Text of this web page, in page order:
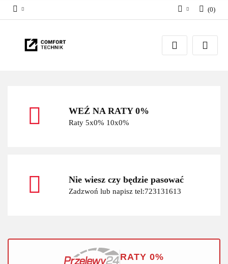
Zaloguj się
Zarejestruj się
(0)
WEŹ NA RATY 0%
Raty 5x0% 10x0%
Nie wiesz czy będzie pasować
Zadzwoń lub napisz tel:723131613
RATY 0%